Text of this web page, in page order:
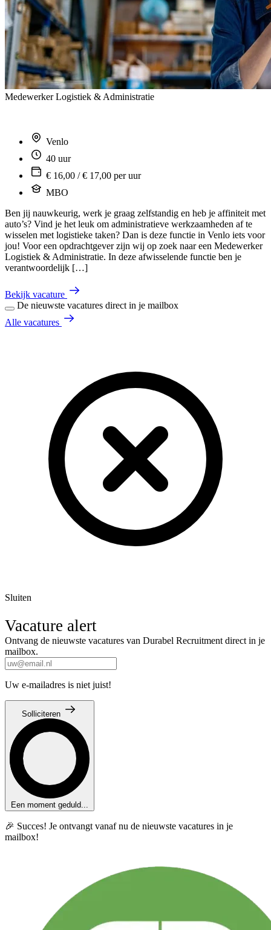
Medewerker Logistiek & Administratie
Venlo
40 uur
€ 16,00 / € 17,00 per uur
MBO
Ben jij nauwkeurig, werk je graag zelfstandig en heb je affiniteit met
auto’s? Vind je het leuk om administratieve werkzaamheden af te
wisselen met logistieke taken? Dan is deze functie in Venlo iets voor
jou! Voor een opdrachtgever zijn wij op zoek naar een Medewerker
Logistiek & Administratie. In deze afwisselende functie ben je
verantwoordelijk […]
Bekijk vacature
De nieuwste vacatures direct in je mailbox
Alle vacatures
Sluiten
Vacature alert
Ontvang de nieuwste vacatures van Durabel Recruitment direct in je
mailbox.
Uw e-mailadres is niet juist!
Solliciteren
Een moment geduld...
🎉 Succes! Je ontvangt vanaf nu de nieuwste vacatures in je
mailbox!